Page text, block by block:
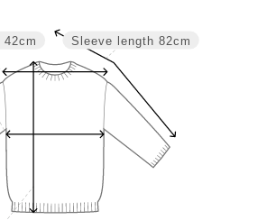
Sleeve length 82cm
42cm